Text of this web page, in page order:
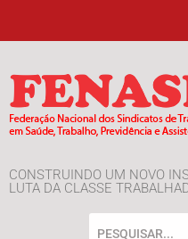
CONSTRUINDO UM NOVO
LUTA DA CLASSE